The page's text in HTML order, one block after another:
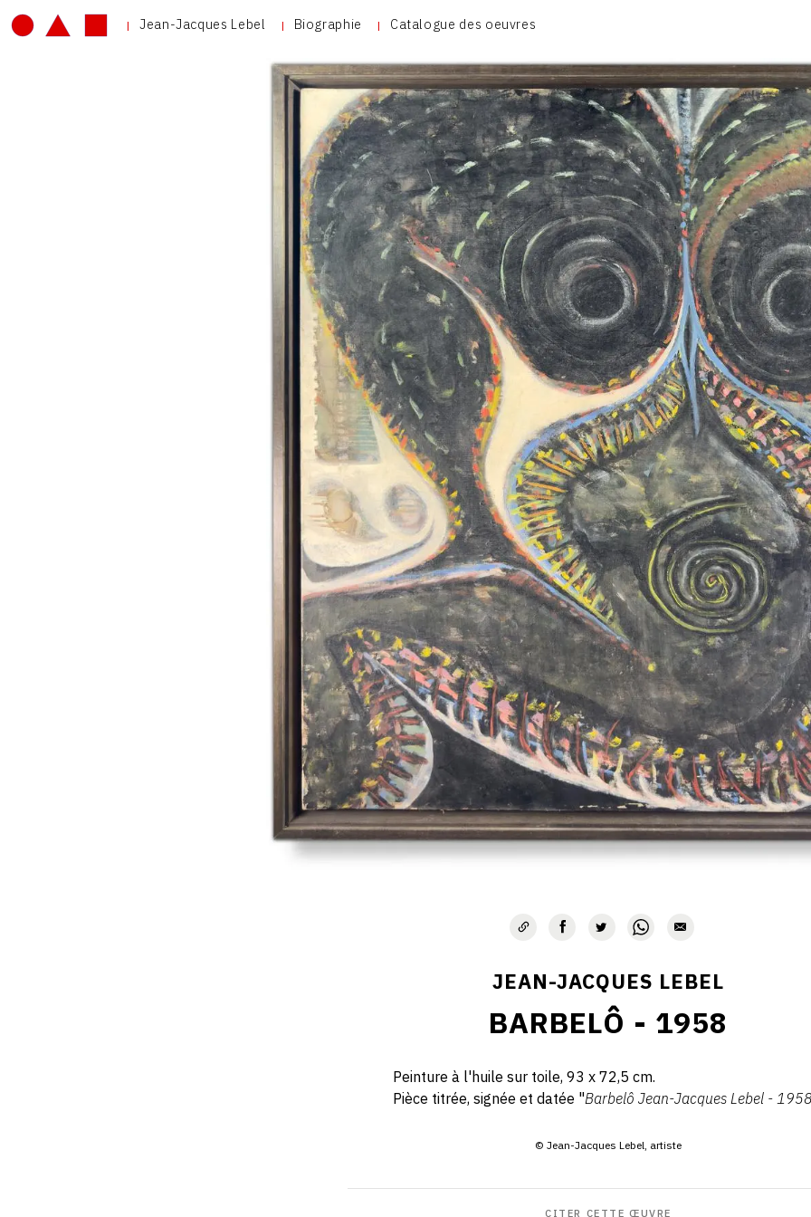
Jean-Jacques Lebel Biographie Catalogue des oeuvres
VOL.2: PEINTURE / DESSIN / COLLAGES / OEUVRE
VOL.3: SCULPTURES
CONTACT
JEAN-JACQUES LEBEL
BARBELÔ - 1958
Peinture à l'huile sur toile, 93 x 72,5 cm.
Pièce titrée, signée et datée "Barbelô Jean-Jacques Lebel -
© Jean-Jacques Lebel, artiste
CITER CETTE ŒUVRE